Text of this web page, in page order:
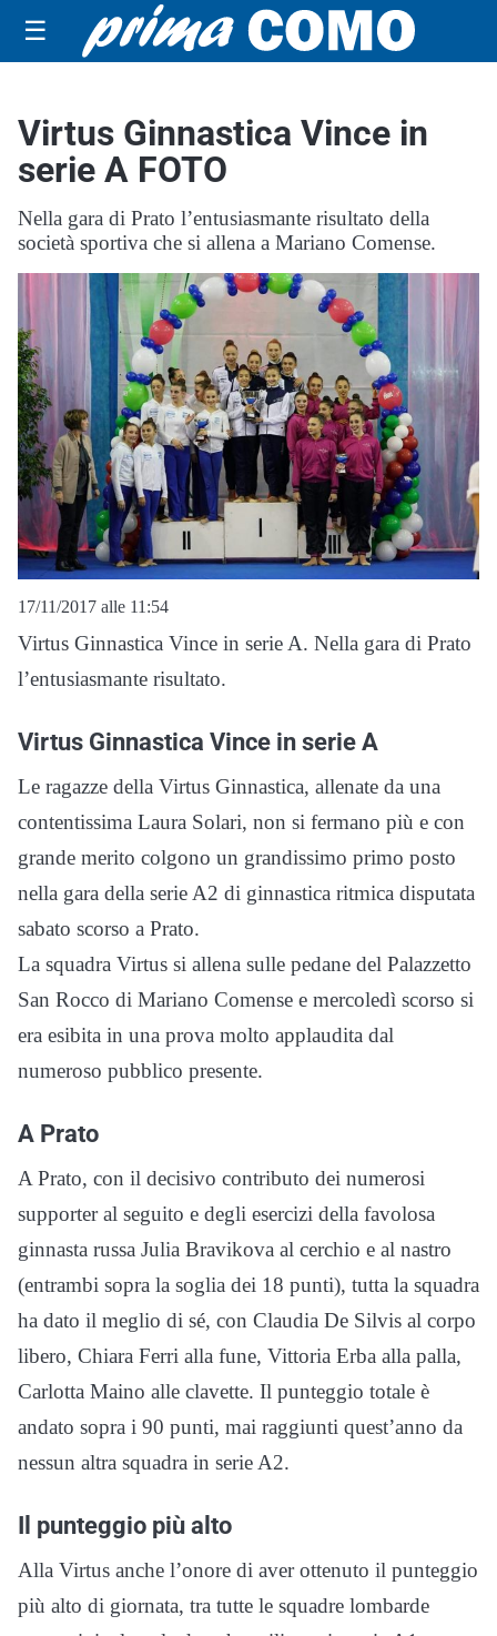
☰
Virtus Ginnastica Vince in
serie A FOTO
Nella gara di Prato l’entusiasmante risultato della
società sportiva che si allena a Mariano Comense.
17/11/2017 alle 11:54
Virtus Ginnastica Vince in serie A. Nella gara di Prato
l’entusiasmante risultato.
Virtus Ginnastica Vince in serie A
Le ragazze della Virtus Ginnastica, allenate da una
contentissima Laura Solari, non si fermano più e con
grande merito colgono un grandissimo primo posto
nella gara della serie A2 di ginnastica ritmica disputata
sabato scorso a Prato.
La squadra Virtus si allena sulle pedane del Palazzetto
San Rocco di Mariano Comense e mercoledì scorso si
era esibita in una prova molto applaudita dal
numeroso pubblico presente.
A Prato
A Prato, con il decisivo contributo dei numerosi
supporter al seguito e degli esercizi della favolosa
ginnasta russa Julia Bravikova al cerchio e al nastro
(entrambi sopra la soglia dei 18 punti), tutta la squadra
ha dato il meglio di sé, con Claudia De Silvis al corpo
libero, Chiara Ferri alla fune, Vittoria Erba alla palla,
Carlotta Maino alle clavette. Il punteggio totale è
andato sopra i 90 punti, mai raggiunti quest’anno da
nessun altra squadra in serie A2.
Il punteggio più alto
Alla Virtus anche l’onore di aver ottenuto il punteggio
più alto di giornata, tra tutte le squadre lombarde